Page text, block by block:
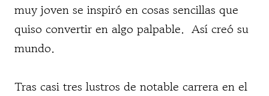
muy joven se inspiró en cosas sencillas que
quiso convertir en algo palpable. Así creó su
mundo.
Tras casi tres lustros de notable carrera en el